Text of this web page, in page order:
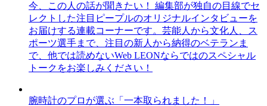
今、この人の話が聞きたい！ 編集部が独自の目線でセ
レクトした注目ピープルのオリジナルインタビューを
お届けする連載コーナーです。芸能人から文化人、ス
ポーツ選手まで、注目の新人から納得のベテランま
で、他では読めないWeb LEONならではのスペシャル
トークをお楽しみください！
腕時計のプロが選ぶ「一本取られました！」